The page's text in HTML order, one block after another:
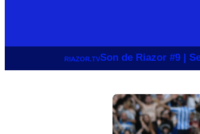
RIAZOR.TVSon de Riazor #9 |